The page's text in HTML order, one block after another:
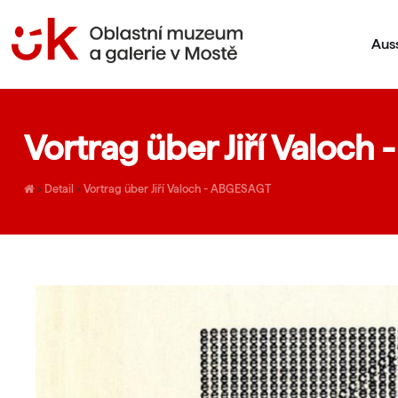
Vortrag über Jiří Valoch
› Detail › Vortrag über Jiří Valoch - ABGESAGT